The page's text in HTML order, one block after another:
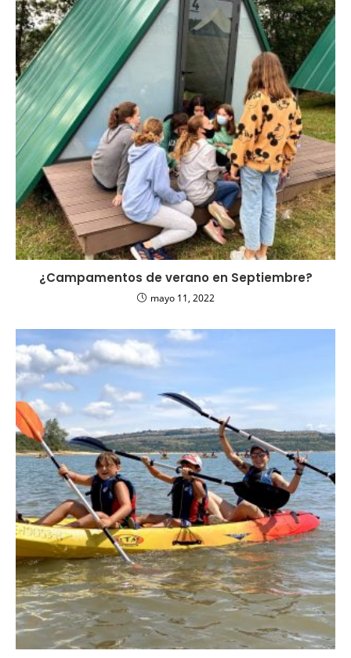
¿Campamentos de verano en Septiembre?
mayo 11, 2022